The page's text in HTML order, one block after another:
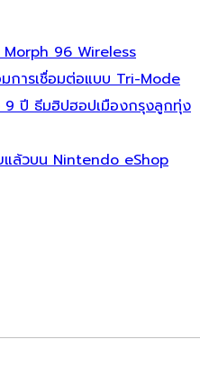
Morph 96 Wireless
ารเชื่อมต่อแบบ Tri-Mode
ปี ธีมฮิปฮอปเมืองกรุงลูกทุ่ง
แล้วบน Nintendo eShop